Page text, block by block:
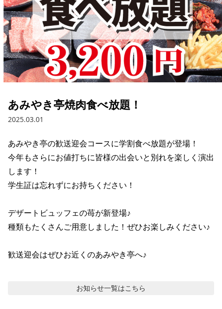
あみやき亭焼肉食べ放題！
2025.03.01
あみやき亭の歓送迎会コースに学割食べ放題が登場！
今年もさらにお値打ちに皆様の出会いと別れを楽しく演出
します！
学生証は忘れずにお持ちください！
デザートビュッフェの苺が新登場♪
種類もたくさんご用意しました！ぜひお楽しみください♪
歓送迎会はぜひお近くのあみやき亭へ♪
お知らせ一覧はこちら